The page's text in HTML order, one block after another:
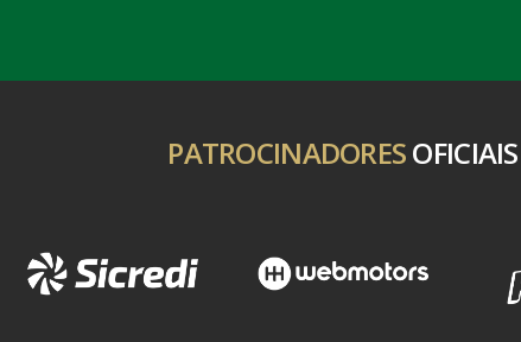
PATROCINADORESOFICIAIS